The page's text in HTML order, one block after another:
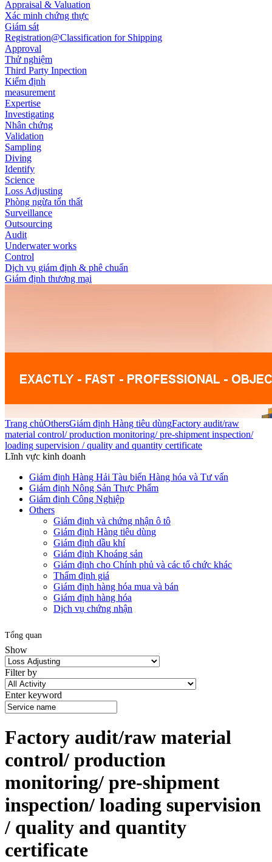
Appraisal & Valuation
Xác minh chứng thực
Giám sát
Registration@Classification for Shipping
Approval
Thử nghiệm
Third Party Inpection
Kiểm định
measurement
Expertise
Investigating
Nhân chứng
Validation
Sampling
Diving
Identify
Science
Loss Adjusting
Phòng ngừa tổn thất
Surveillance
Outsourcing
Audit
Underwater works
Control
Dịch vụ giám định & phê chuẩn
Giám định thương mại
Trang chủOthersGiám định Hàng tiêu dùngFactory audit/raw
material control/ production monitoring/ pre-shipment inspection/
loading supervision / quality and quantity certificate
Lĩnh vực kinh doanh
Giám định Hàng Hải Tàu biển Hàng hóa và Tư vấn
Giám định Nông Sản Thực Phẩm
Giám định Công Nghiệp
Others
Giám định và chứng nhận ô tô
Giám định Hàng tiêu dùng
Giám định dầu khí
Giám định Khoáng sản
Giám định cho Chính phủ và các tổ chức khác
Thẩm định giá
Giám định hàng hóa mua và bán
Giám định hàng hóa
Dịch vụ chứng nhận
Tổng quan
Show
Filter by
Enter keyword
Factory audit/raw material
control/ production
monitoring/ pre-shipment
inspection/ loading supervision
/ quality and quantity
certificate